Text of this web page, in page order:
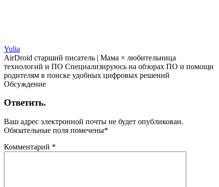
Yulia
AirDroid старший писатель | Мама × любительница
технологий и ПО Специализируюсь на обзорах ПО и помощи
родителям в поиске удобных цифровых решений
Обсуждение
Ответить.
Ваш адрес электронной почты не будет опубликован.
Обязательные поля помечены*
Комментарий *